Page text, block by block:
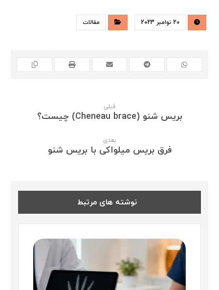
20 نوامبر 2023 مقالات
قبلی
بریس شنو (Cheneau brace) چیست؟
بعدی
فرق بریس میلواکی با بریس شنو
نوشته های مرتبط